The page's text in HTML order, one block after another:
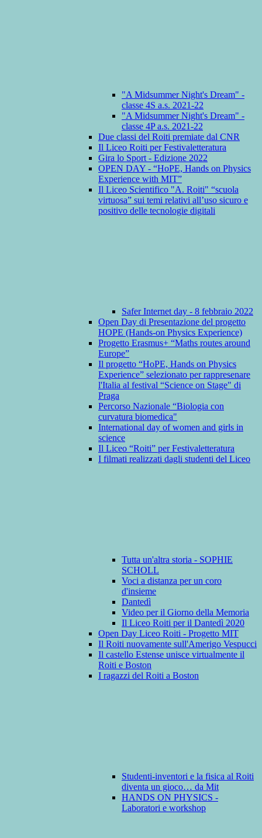
"A Midsummer Night's Dream" -
classe 4S a.s. 2021-22
"A Midsummer Night's Dream" -
classe 4P a.s. 2021-22
Due classi del Roiti premiate dal CNR
Il Liceo Roiti per Festivaletteratura
Gira lo Sport - Edizione 2022
OPEN DAY - “HoPE, Hands on Physics
Experience with MIT”
Il Liceo Scientifico "A. Roiti" “scuola
virtuosa” sui temi relativi all’uso sicuro e
positivo delle tecnologie digitali
Safer Internet day - 8 febbraio 2022
Open Day di Presentazione del progetto
HOPE (Hands-on Physics Experience)
Progetto Erasmus+ “Maths routes around
Europe”
Il progetto “HoPE, Hands on Physics
Experience” selezionato per rappresenare
l'Italia al festival “Science on Stage" di
Praga
Percorso Nazionale “Biologia con
curvatura biomedica"
International day of women and girls in
science
Il Liceo “Roiti” per Festivaletteratura
I filmati realizzati dagli studenti del Liceo
Tutta un'altra storia - SOPHIE
SCHOLL
Voci a distanza per un coro
d'insieme
Dantedì
Video per il Giorno della Memoria
Il Liceo Roiti per il Dantedì 2020
Open Day Liceo Roiti - Progetto MIT
Il Roiti nuovamente sull'Amerigo Vespucci
Il castello Estense unisce virtualmente il
Roiti e Boston
I ragazzi del Roiti a Boston
Studenti-inventori e la fisica al Roiti
diventa un gioco… da Mit
HANDS ON PHYSICS -
Laboratori e workshop